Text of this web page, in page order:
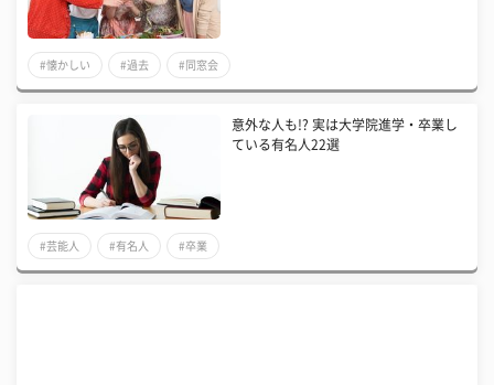
#懐かしい #過去 #同窓会
意外な人も!? 実は大学院進学・卒業し
ている有名人22選
#芸能人 #有名人 #卒業